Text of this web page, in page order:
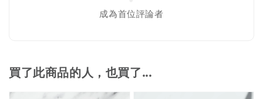
成為首位評論者
買了此商品的人，也買了...